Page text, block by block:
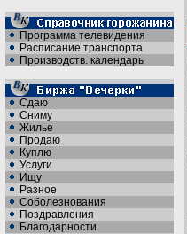
Программа телевидения
Расписание транспорта
Производств. календарь
Сдаю
Сниму
Жилье
Продаю
Куплю
Услуги
Ищу
Разное
Соболезнования
Поздравления
Благодарности